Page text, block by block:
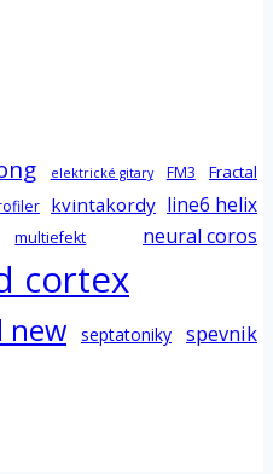
elektrické gitary FM3 Fractal
kvintakordy line6 helix
multiefekt neural coros
cortex
new septatoniky spevnik